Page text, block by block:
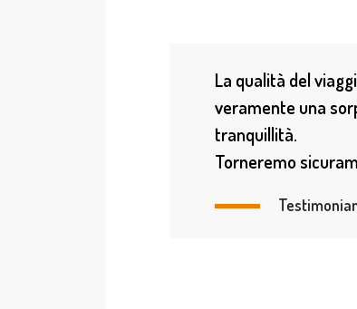
La qualità del
veramente una
tranquillità.
Torneremo